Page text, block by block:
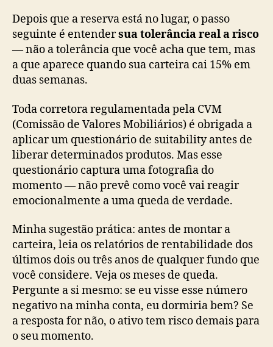
Depois que a reserva está no lugar, o passo
seguinte é entendersua tolerância real a risco
— não a tolerância que você acha que tem, mas
a que aparece quando sua carteira cai 15% em
duas semanas.
Toda corretora regulamentada pela CVM
(Comissão de Valores Mobiliários) é obrigada a
aplicar um questionário de suitability antes de
liberar determinados produtos. Mas esse
questionário captura uma fotografia do
momento — não prevê como você vai reagir
emocionalmente a uma queda de verdade.
Minha sugestão prática: antes de montar a
carteira, leia os relatórios de rentabilidade dos
últimos dois ou três anos de qualquer fundo que
você considere. Veja os meses de queda.
Pergunte a si mesmo: se eu visse esse número
negativo na minha conta, eu dormiria bem? Se
a resposta for não, o ativo tem risco demais para
o seu momento.